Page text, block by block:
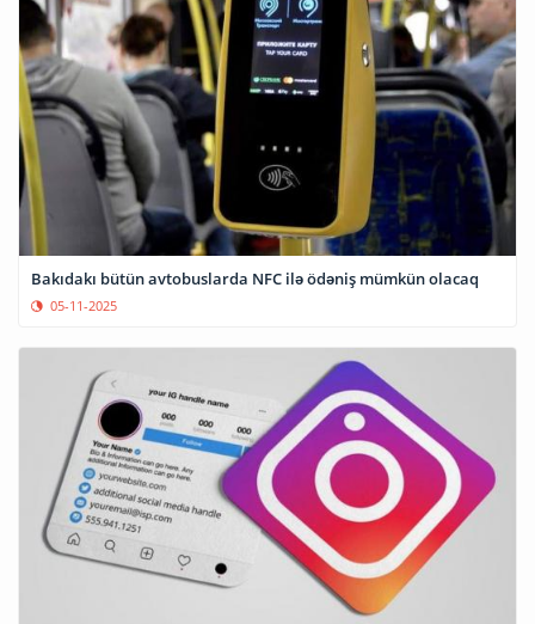
Bakıdakı bütün avtobuslarda NFC ilə ödəniş mümkün olacaq
05-11-2025